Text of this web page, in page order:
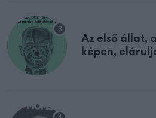
Az első állat,
képen,